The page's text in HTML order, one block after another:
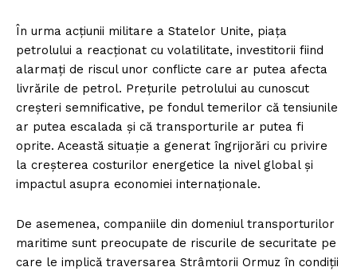
În urma acțiunii militare a Statelor Unite, piața
petrolului a reacționat cu volatilitate, investitorii fiind
alarmați de riscul unor conflicte care ar putea afecta
livrările de petrol. Prețurile petrolului au cunoscut
creșteri semnificative, pe fondul temerilor că tensiunile
ar putea escalada și că transporturile ar putea fi
oprite. Această situație a generat îngrijorări cu privire
la creșterea costurilor energetice la nivel global și
impactul asupra economiei internaționale.
De asemenea, companiile din domeniul transporturilor
maritime sunt preocupate de riscurile de securitate pe
care le implică traversarea Strâmtorii Ormuz în condiții